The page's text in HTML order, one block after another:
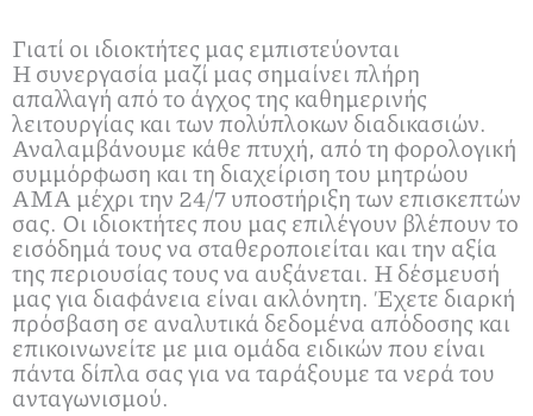
Γιατί οι ιδιοκτήτες μας εμπιστεύονται
Η συνεργασία μαζί μας σημαίνει πλήρη
απαλλαγή από το άγχος της καθημερινής
λειτουργίας και των πολύπλοκων διαδικασιών.
Αναλαμβάνουμε κάθε πτυχή, από τη φορολογική
συμμόρφωση και τη διαχείριση του μητρώου
ΑΜΑ μέχρι την 24/7 υποστήριξη των επισκεπτών
σας. Οι ιδιοκτήτες που μας επιλέγουν βλέπουν το
εισόδημά τους να σταθεροποιείται και την αξία
της περιουσίας τους να αυξάνεται. Η δέσμευσή
μας για διαφάνεια είναι ακλόνητη. Έχετε διαρκή
πρόσβαση σε αναλυτικά δεδομένα απόδοσης και
επικοινωνείτε με μια ομάδα ειδικών που είναι
πάντα δίπλα σας για να ταράξουμε τα νερά του
ανταγωνισμού.